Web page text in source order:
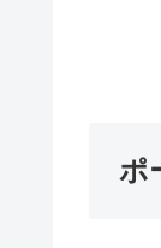
ポ